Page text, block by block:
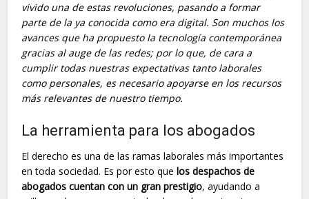
vivido una de estas revoluciones, pasando a formar
parte de la ya conocida como era digital. Son muchos los
avances que ha propuesto la tecnología contemporánea
gracias al auge de las redes; por lo que, de cara a
cumplir todas nuestras expectativas tanto laborales
como personales, es necesario apoyarse en los recursos
más relevantes de nuestro tiempo.
La herramienta para los abogados
El derecho es una de las ramas laborales más importantes
en toda sociedad. Es por esto quelos despachos de
abogados cuentan con un gran prestigio, ayudando a